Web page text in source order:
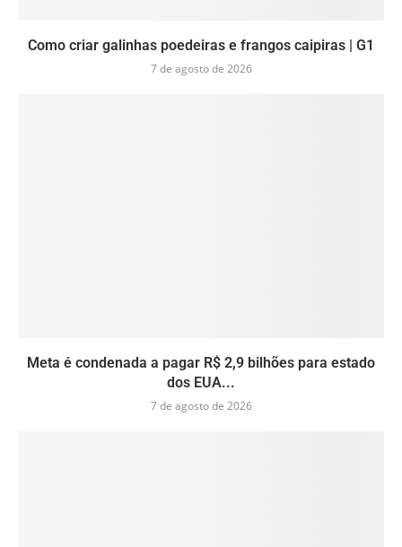
Como criar galinhas poedeiras e frangos caipiras | G1
7 de agosto de 2026
Meta é condenada a pagar R$ 2,9 bilhões para estado
dos EUA...
7 de agosto de 2026